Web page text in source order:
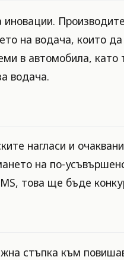
на водача, които
в автомобила,
водача.
нагласи и
на по-
това ще бъде
стъпка към